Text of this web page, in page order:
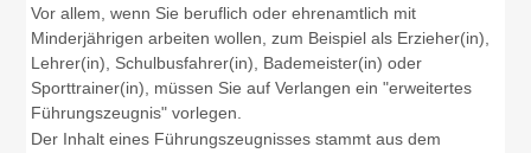
Vor allem, wenn Sie beruflich oder ehrenamtlich mit
Minderjährigen arbeiten wollen , zum Beispiel als Erzieher(in),
Lehrer(in), Schulbusfahrer(in), Bademeister(in) oder
Sporttrainer(in) , müssen Sie auf Verlangen ein "erweitertes
Führungszeugnis" vorlegen.
Der Inhalt eines Führungszeugnisses stammt aus dem